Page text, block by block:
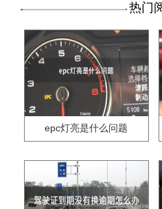
热门
epc灯亮是什么问题